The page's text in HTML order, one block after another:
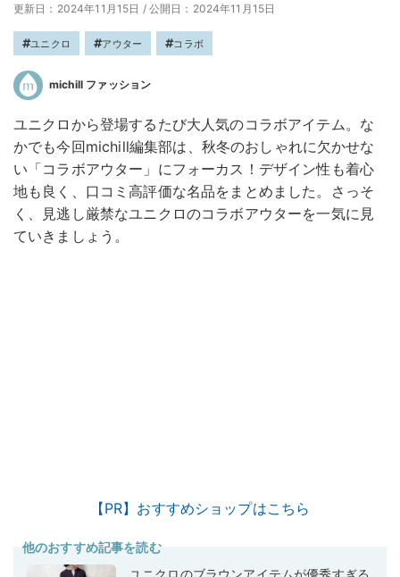
更新日：2024年11月15日 / 公開日：2024年11月15日
ユニクロ アウター コラボ
michill ファッション
ユニクロから登場するたび大人気のコラボアイテム。な
かでも今回michill編集部は、秋冬のおしゃれに欠かせな
い「コラボアウター」にフォーカス！デザイン性も着心
地も良く、口コミ高評価な名品をまとめました。さっそ
く、見逃し厳禁なユニクロのコラボアウターを一気に見
ていきましょう。
【PR】おすすめショップはこちら
他のおすすめ記事を読む